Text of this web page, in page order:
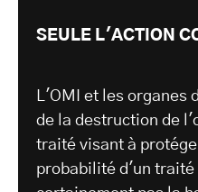
SEULE L'ACTION
L'OMI et les organes
de la destruction de
traité visant à
probabilité d'un traité